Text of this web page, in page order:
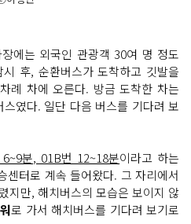
에는 외국인 관광객 30여 명 정도
후, 순환버스가 도착하고 깃발을
례 차에 오른다. 방금 도착한 차는
였다. 일단 다음 버스를 기다려 보
6~9분, 01B번 12~18분이라고 하는
센터로 계속 들어왔다. 그 자리에서
지만, 해치버스의 모습은 보이지 않
로 가서 해치버스를 기다려 보기로